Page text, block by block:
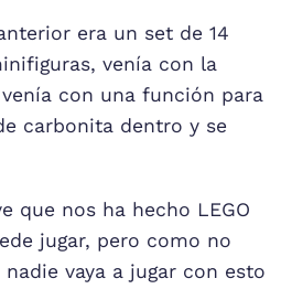
era un set de 14
venía con la
con una función para
carbonita dentro y se
que nos ha hecho LEGO
jugar, pero como no
vaya a jugar con esto